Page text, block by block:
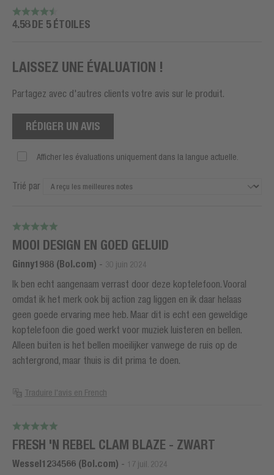
4.58 DE 5 ÉTOILES
LAISSEZ UNE ÉVALUATION !
Partagez avec d'autres clients votre avis sur le produit.
RÉDIGER UN AVIS
Afficher les évaluations uniquement dans la langue actuelle.
Trié par
MOOI DESIGN EN GOED GELUID
Ginny1988 (Bol.com) - 30 juin 2024
Ik ben echt aangenaam verrast door deze koptelefoon. Vooral
omdat ik het merk ook bij action zag liggen en ik daar helaas
geen goede ervaring mee heb. Maar dit is echt een geweldige
koptelefoon die goed werkt voor muziek luisteren en bellen.
Alleen buiten is het bellen moeilijker vanwege de ruis op de
achtergrond, maar thuis is dit prima te doen.
Traduire l'avis en French
FRESH 'N REBEL CLAM BLAZE - ZWART
Wessel1234566 (Bol.com) - 17 juil. 2024